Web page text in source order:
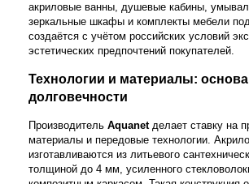
акриловые ванны, душевые кабины,
зеркальные шкафы и комплекты мебели
создаётся с учётом российских условий
эстетических предпочтений покупателей.
Технологии и материалы: основа
долговечности
Производитель Aquanetделает ставку на
материалы и передовые технологии.
изготавливаются из литьевого
толщиной до 4 мм, усиленного